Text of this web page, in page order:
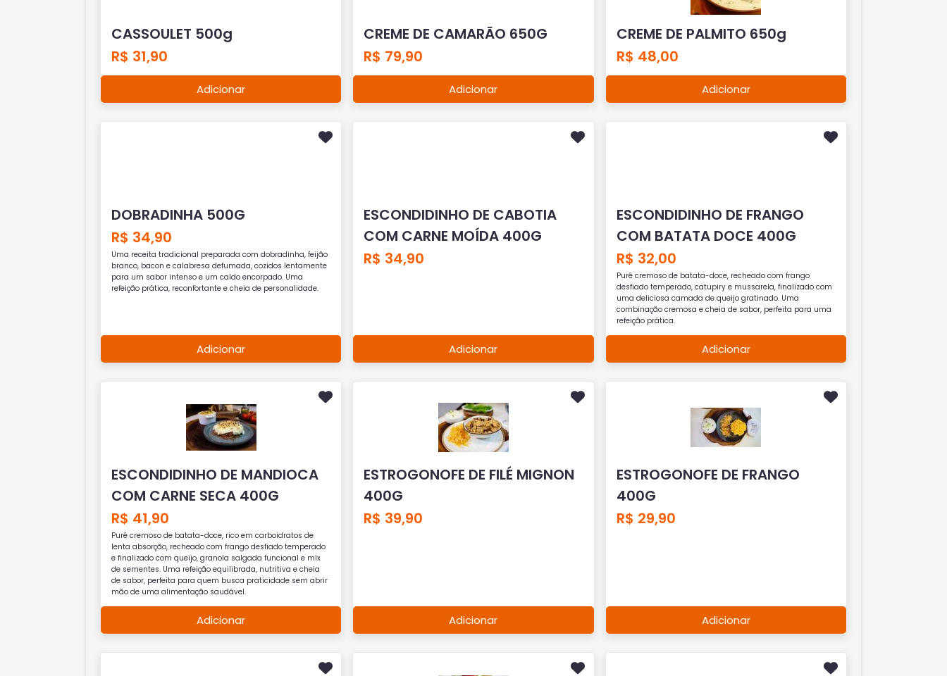
CASSOULET 500g
R$ 31,90
Adicionar
CREME DE CAMARÃO 650G
R$ 79,90
Adicionar
CREME DE PALMITO 650g
R$ 48,00
Adicionar
DOBRADINHA 500G
R$ 34,90
Uma receita tradicional preparada com dobradinha, feijão
branco, bacon e calabresa defumada, cozidos lentamente
para um sabor intenso e um caldo encorpado. Uma
refeição prática, reconfortante e cheia de personalidade.
Adicionar
ESCONDIDINHO DE CABOTIA
COM CARNE MOÍDA 400G
R$ 34,90
Adicionar
ESCONDIDINHO DE FRANGO
COM BATATA DOCE 400G
R$ 32,00
Purê cremoso de batata-doce, recheado com frango
desfiado temperado, catupiry e mussarela, finalizado com
uma deliciosa camada de queijo gratinado. Uma
combinação cremosa e cheia de sabor, perfeita para uma
refeição prática.
Adicionar
ESCONDIDINHO DE MANDIOCA
COM CARNE SECA 400G
R$ 41,90
Purê cremoso de batata-doce, rico em carboidratos de
lenta absorção, recheado com frango desfiado temperado
e finalizado com queijo, granola salgada funcional e mix
de sementes. Uma refeição equilibrada, nutritiva e cheia
de sabor, perfeita para quem busca praticidade sem abrir
mão de uma alimentação saudável.
Adicionar
ESTROGONOFE DE FILÉ MIGNON
400G
R$ 39,90
Adicionar
ESTROGONOFE DE FRANGO
400G
R$ 29,90
Adicionar